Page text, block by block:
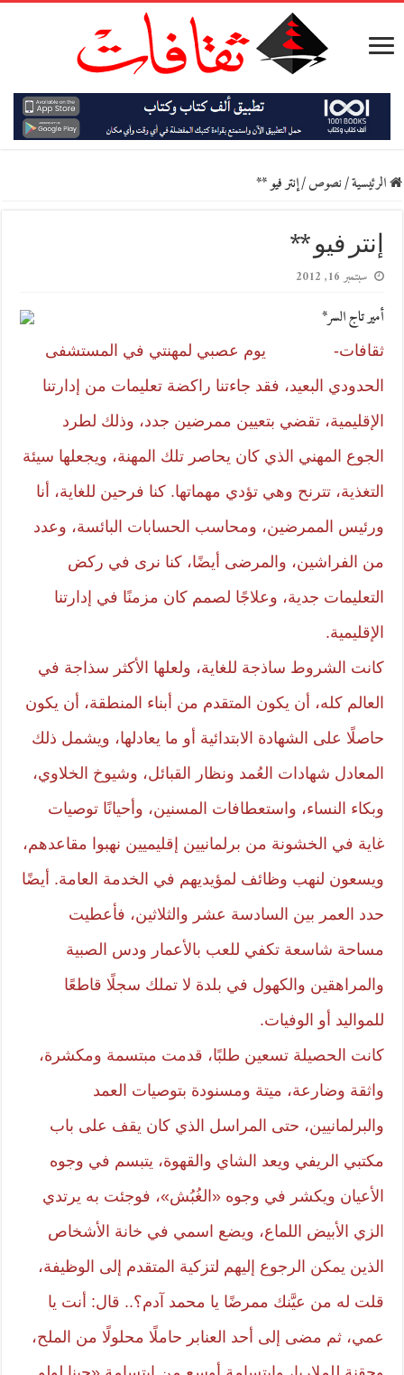
الرئيسية/نصوص/إنتر فيو **
إنتر فيو **
سبتمبر 16, 2012
أمير تاج السر*
ثقافات- يوم عصبي لمهنتي في المستشفى
الحدودي البعيد، فقد جاءتنا راكضة تعليمات من إدارتنا
الإقليمية، تقضي بتعيين ممرضين جدد، وذلك لطرد
الجوع المهني الذي كان يحاصر تلك المهنة، ويجعلها سيئة
التغذية، تترنح وهي تؤدي مهماتها. كنا فرحين للغاية، أنا
ورئيس الممرضين، ومحاسب الحسابات البائسة، وعدد
من الفراشين، والمرضى أيضًا، كنا نرى في ركض
التعليمات جدية، وعلاجًا لصمم كان مزمنًا في إدارتنا
الإقليمية.
كانت الشروط ساذجة للغاية، ولعلها الأكثر سذاجة في
العالم كله، أن يكون المتقدم من أبناء المنطقة، أن يكون
حاصلًا على الشهادة الابتدائية أو ما يعادلها، ويشمل ذلك
المعادل شهادات العُمد ونظار القبائل، وشيوخ الخلاوي،
وبكاء النساء، واستعطافات المسنين، وأحيانًا توصيات
غاية في الخشونة من برلمانيين إقليميين نهبوا مقاعدهم،
ويسعون لنهب وظائف لمؤيديهم في الخدمة العامة. أيضًا
حدد العمر بين السادسة عشر والثلاثين، فأعطيت
مساحة شاسعة تكفي للعب بالأعمار ودس الصبية
والمراهقين والكهول في بلدة لا تملك سجلًا قاطعًا
للمواليد أو الوفيات.
كانت الحصيلة تسعين طلبًا، قدمت مبتسمة ومكشرة،
واثقة وضارعة، ميتة ومسنودة بتوصيات العمد
والبرلمانيين، حتى المراسل الذي كان يقف على باب
مكتبي الريفي ويعد الشاي والقهوة، يتبسم في وجوه
الأعيان ويكشر في وجوه «الغُبُش»، فوجئت به يرتدي
الزي الأبيض اللماع، ويضع اسمي في خانة الأشخاص
الذين يمكن الرجوع إليهم لتزكية المتقدم إلى الوظيفة،
قلت له من عيَّنك ممرضًا يا محمد آدم؟.. قال: أنت يا
عمي، ثم مضى إلى أحد العنابر حاملًا محلولًا من الملح،